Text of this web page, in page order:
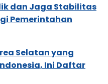
dan Jaga Stabilitas
Pemerintahan
Selatan yang
Ini Daftar